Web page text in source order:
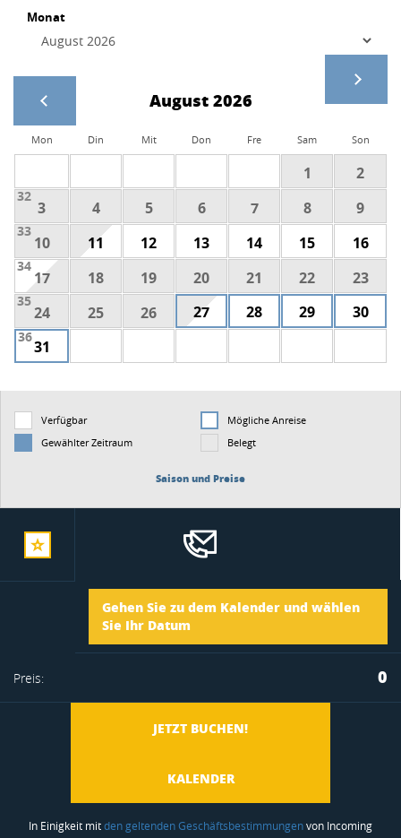
Monat
August 2026
Mon Din Mit Don Fre Sam Son
1 2
32
3 4 5 6 7 8 9
33
10 11 12 13 14 15 16
34
17 18 19 20 21 22 23
35
24 25 26 27 28 29 30
36
31
Verfügbar
Mögliche Anreise
Gewählter Zeitraum
Belegt
Saison und Preise
Gehen Sie zu dem Kalender und wählen
Sie Ihr Datum
Ankunft
Abreise
Preis: 0
JETZT BUCHEN!
KALENDER
In Einigkeit mitden geltenden Geschäftsbestimmungenvon Incoming